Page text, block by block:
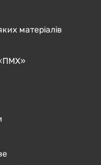
матеріалів